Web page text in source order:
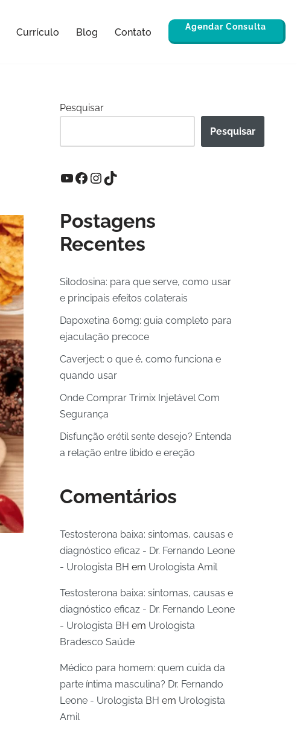
Currículo Blog Contato Agendar Consulta
Pesquisar
Pesquisar
Postagens
Recentes
Silodosina: para que serve, como usar
e principais efeitos colaterais
Dapoxetina 60mg: guia completo para
ejaculação precoce
Caverject: o que é, como funciona e
quando usar
Onde Comprar Trimix Injetável Com
Segurança
Disfunção erétil sente desejo? Entenda
a relação entre libido e ereção
Comentários
Testosterona baixa: sintomas, causas e
diagnóstico eficaz - Dr. Fernando Leone
- Urologista BH em Urologista Amil
Testosterona baixa: sintomas, causas e
diagnóstico eficaz - Dr. Fernando Leone
- Urologista BH em Urologista
Bradesco Saúde
Médico para homem: quem cuida da
parte íntima masculina? Dr. Fernando
Leone - Urologista BH em Urologista
Amil